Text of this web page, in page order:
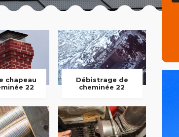
chapeau
22
Débistrage de
cheminée 22